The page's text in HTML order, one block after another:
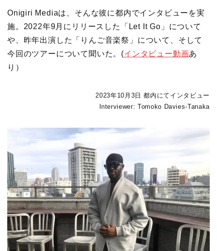
Onigiri Mediaは、そんな彼に都内でインタビューを実
施。2022年9月にリリースした「Let It Go」について
や、昨年出演した「りんご音楽祭」について、そして
今回のツアーについて聞いた。(インタビュー動画あ
り）
2023年10月3日 都内にてインタビュー
Interviewer: Tomoko Davies-Tanaka